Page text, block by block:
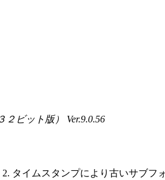
ビット版） Ver.9.0.56
タイムスタンプにより古いサブフ